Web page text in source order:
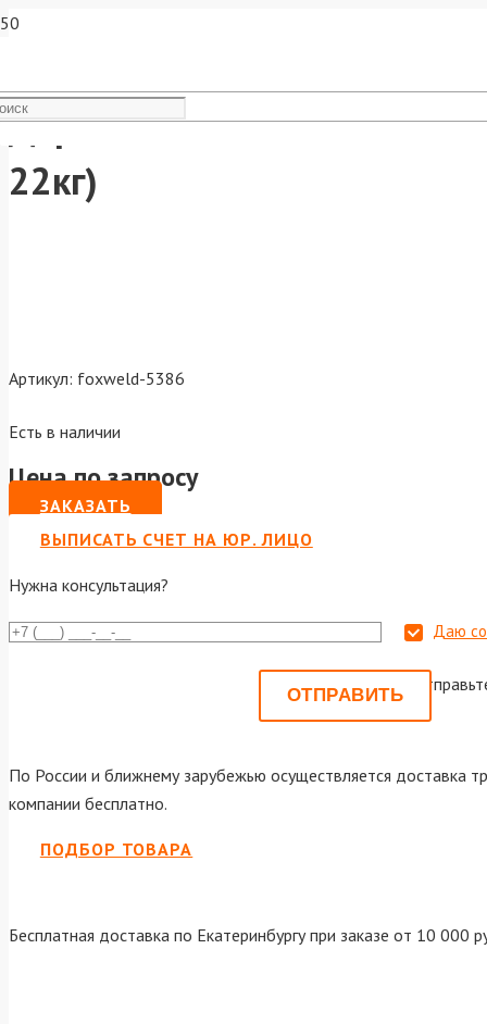
Держатель магнитный
22кг)
Артикул: foxweld-5386
Есть в наличии
Цена по запросу
ЗАКАЗАТЬ
ВЫПИСАТЬ СЧЕТ НА ЮР. ЛИЦО
Нужна консультация?
Даю
Или
По России и ближнему зарубежью осуществляется доставка
компании бесплатно.
ПОДБОР ТОВАРА
Бесплатная доставка по Екатеринбургу при заказе от 10 000